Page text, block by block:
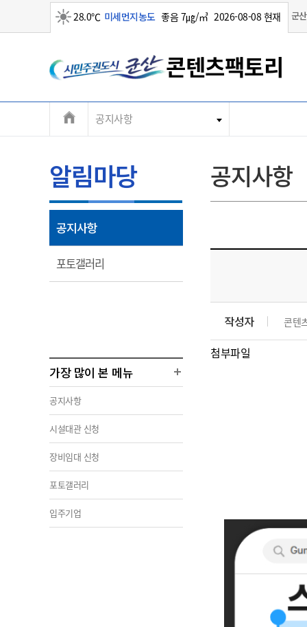
맑음
28.0℃ 미세먼지농도 좋음 7㎍/㎥ 2026-08-08 현재 군
콘텐츠팩토리
체
장비/시설
대표전화
팩스 063-446-2464
입주기업
대표전화
팩스 063-446-2464
알림마당
대표전화
팩스 063-446-2464
기관소개
대표전화
팩스 063-446-2464
공지사항
알림마당
공지사항열
림
포토갤러리
림
가장 많이 본 메뉴
공지사항
시설대관 신청
장비임대 신청
포토갤러리
입주기업
공지사항
작성자 콘텐
첨부파일